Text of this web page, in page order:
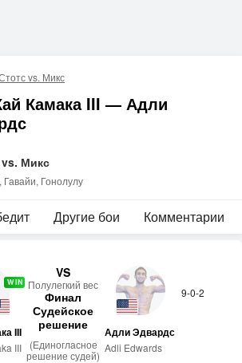
vs. Микс
Камака III — Адли
Микс
Гонолулу
Другие бои Комментарии
WIN
III
III
VS
По­лулег­кий вес
Финал
Судейское
решение
(Единогласное
решение судей)
9-0-2
Адли Эдвардс
Adli Edwards